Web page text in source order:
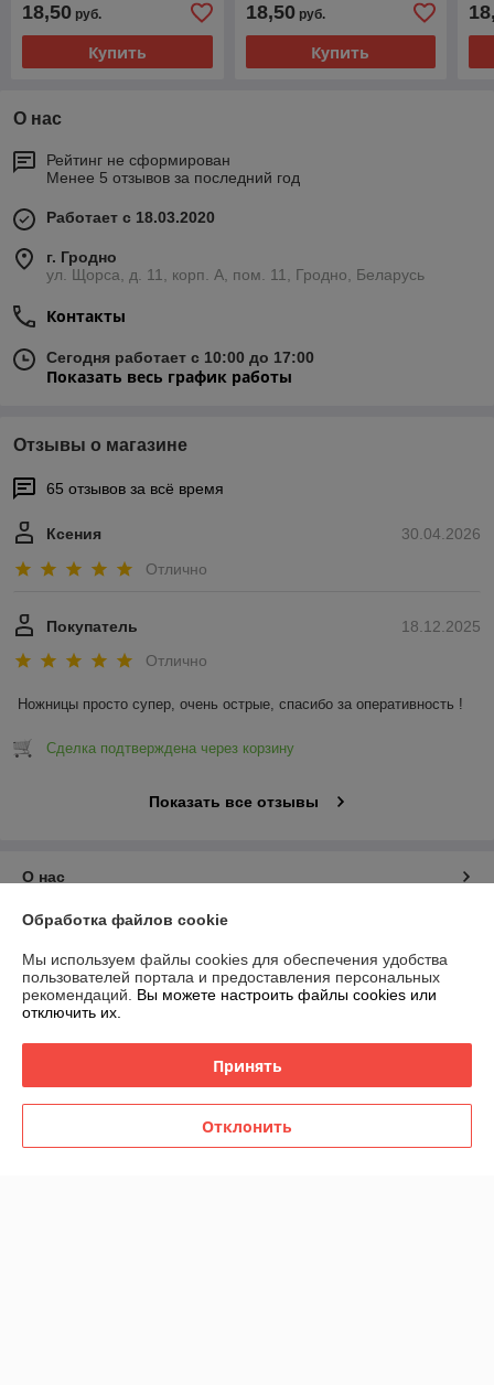
18,50 руб.
Купить
18,50руб.
Купить
О нас
Рейтинг не сформирован
Менее 5 отзывов за последний год
Работает с 18.03.2020
г. Гродно
ул. Щорса, д. 11, корп. А, пом. 11, Гродно, Беларусь
Контакты
Сегодня работает с 10:00 до 17:00
Показать весь график работы
Отзывы о магазине
65 отзывов за всё время
30.04.2026
Ксения
Отлично
18.12.2025
Покупатель
Отлично
Ножницы просто супер, очень острые, спасибо за оперативность !
Сделка подтверждена через корзину
Показать все отзывы
О нас
Контакты
Доставка и оплата
Полная версия сайта
Политика обработки cookies
Обработка файлов cookie
Мы используем файлы cookies для обеспечения удобства
пользователей портала и предоставления персональных
рекомендаций. Вы можете настроить файлы cookies или
отключить их.
Принять
Отклонить